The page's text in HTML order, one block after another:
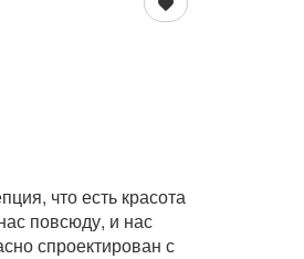
что есть красота
повсюду, и нас
спроектирован с